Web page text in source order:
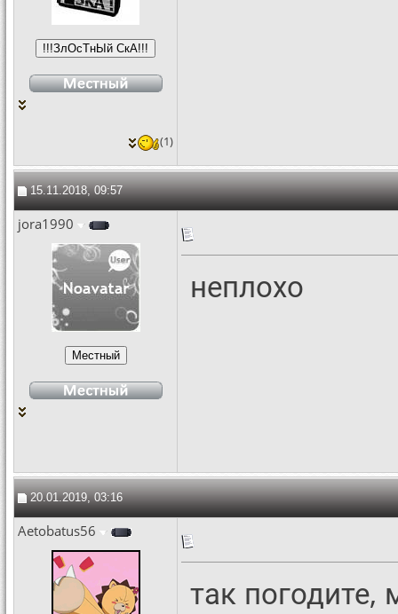
(1)
15.11.2018, 09:57
jora1990
неплохо
20.01.2019, 03:16
Aetobatus56
так